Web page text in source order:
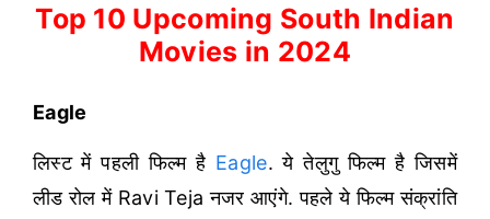
Top 10 Upcoming South Indian
Movies in 2024
Eagle
लिस्ट में पहली फिल्म है Eagle. ये तेलुगु फिल्म है जिसमें
लीड रोल में Ravi Teja नजर आएंगे. पहले ये फिल्म संक्रांति